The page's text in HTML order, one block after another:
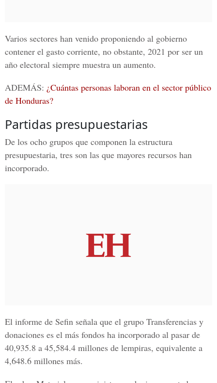
Varios sectores han venido proponiendo al gobierno
contener el gasto corriente, no obstante, 2021 por ser un
año electoral siempre muestra un aumento.
ADEMÁS: ¿Cuántas personas laboran en el sector público
de Honduras?
Partidas presupuestarias
De los ocho grupos que componen la estructura
presupuestaria, tres son las que mayores recursos han
incorporado.
El informe de Sefin señala que el grupo Transferencias y
donaciones es el más fondos ha incorporado al pasar de
40,935.8 a 45,584.4 millones de lempiras, equivalente a
4,648.6 millones más.